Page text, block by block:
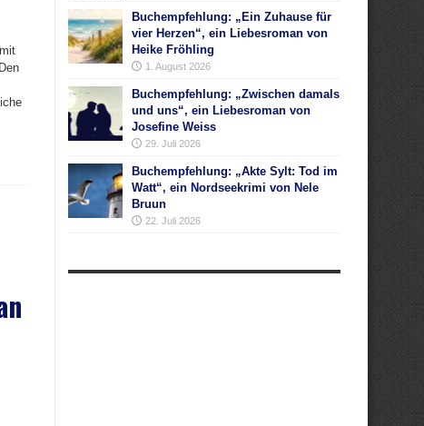
Buchempfehlung: „Ein Zuhause für
vier Herzen“, ein Liebesroman von
Heike Fröhling
1. August 2026
Buchempfehlung: „Zwischen damals
und uns“, ein Liebesroman von
Josefine Weiss
29. Juli 2026
Buchempfehlung: „Akte Sylt: Tod im
Watt“, ein Nordseekrimi von Nele
Bruun
22. Juli 2026